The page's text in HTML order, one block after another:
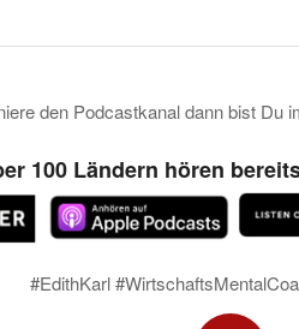
den Podcastkanal dann bist Du
100 Ländern hören
#EdithKarl